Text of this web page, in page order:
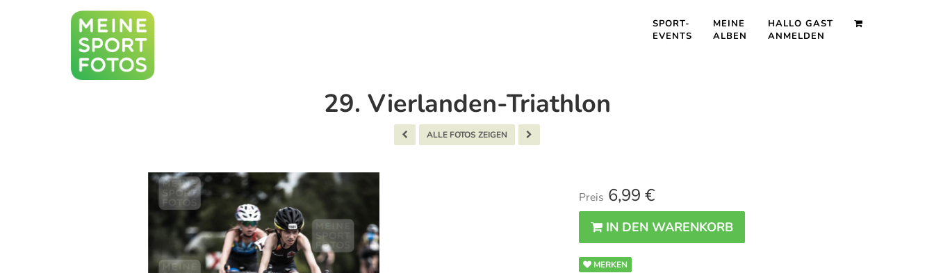
SPORT-
EVENTS
MEINE
ALBEN
HALLO GAST
ANMELDEN
29. Vierlanden-Triathlon
ALLE FOTOS ZEIGEN
Preis 6,99 €
IN DEN WARENKORB
MERKEN